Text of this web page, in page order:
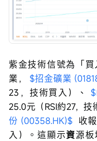
紫金技術信號為「
業， $招金礦業
23，技術買入）、
25.0元（RSI約27，技
份 (00358.HK)$
收
入）。這顯示資源